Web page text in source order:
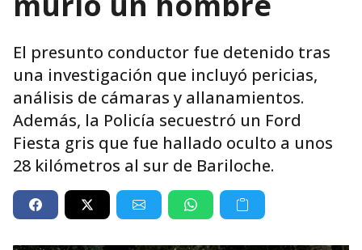
El presunto conductor fue detenido tras
una investigación que incluyó pericias,
análisis de cámaras y allanamientos.
Además, la Policía secuestró un Ford
Fiesta gris que fue hallado oculto a unos
28 kilómetros al sur de Bariloche.